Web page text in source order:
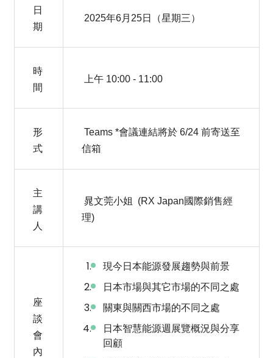
日
期
2025年6月25日（星期三）
時
間
上午 10:00 - 11:00
形
式
Teams *會議連結將於 6/24 前寄送至
信箱
主
講
人
晁文莞小姐 (RX Japan國際銷售經
理)
座
談
會
內
現今日本能源發展趨勢與前景
日本市場與其它市場的不同之處
關東與關西市場的不同之處
日本智慧能源週展覽概況與分享
回顧